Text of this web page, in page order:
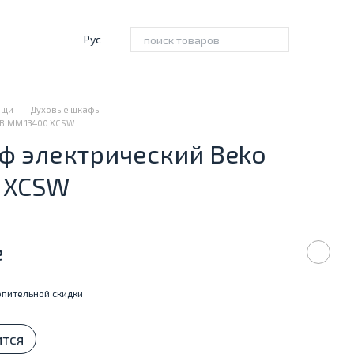
Рус
Духовые шкафы
13400 XCSW
электрический Beko
скидки